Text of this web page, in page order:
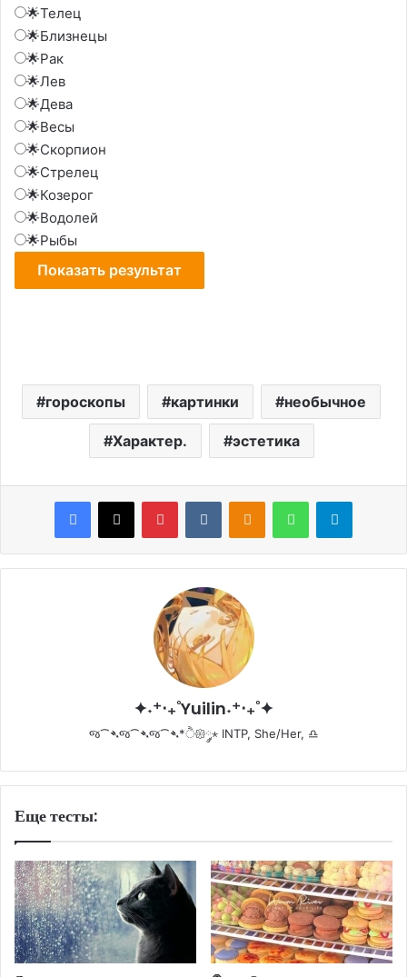
🌟Телец
🌟Близнецы
🌟Рак
🌟Лев
🌟Дева
🌟Весы
🌟Скорпион
🌟Стрелец
🌟Козерог
🌟Водолей
🌟Рыбы
гороскопы картинки необычное
Характер. эстетика
✦˖⁺‧₊˚Yuilin˖⁺‧₊˚✦
જ⁀➴જ⁀➴જ⁀➴*ੈ𑁍༘⋆ INTP, She/Her, ♎
Еще тесты: